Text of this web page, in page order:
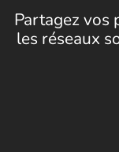
Partagez vos
les réseaux